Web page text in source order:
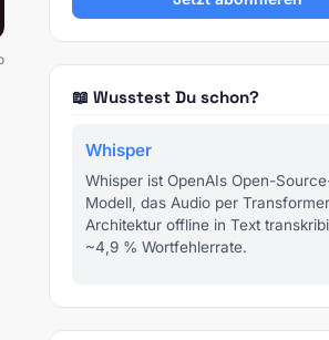
📖 Wusstest Du schon?
Whisper
Whisper ist OpenAIs Open-
Modell, das Audio per
Architektur offline in Text
~4,9 % Wortfehlerrate.